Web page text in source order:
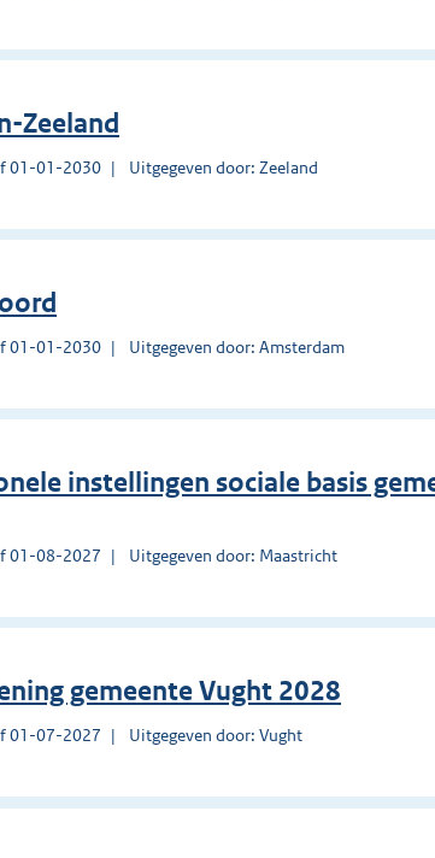
Zeeland
01-01-2030 Uitgegeven door: Zeeland
01-01-2030 Uitgegeven door: Amsterdam
instellingen sociale basis
01-08-2027 Uitgegeven door: Maastricht
gemeente Vught 2028
01-07-2027 Uitgegeven door: Vught